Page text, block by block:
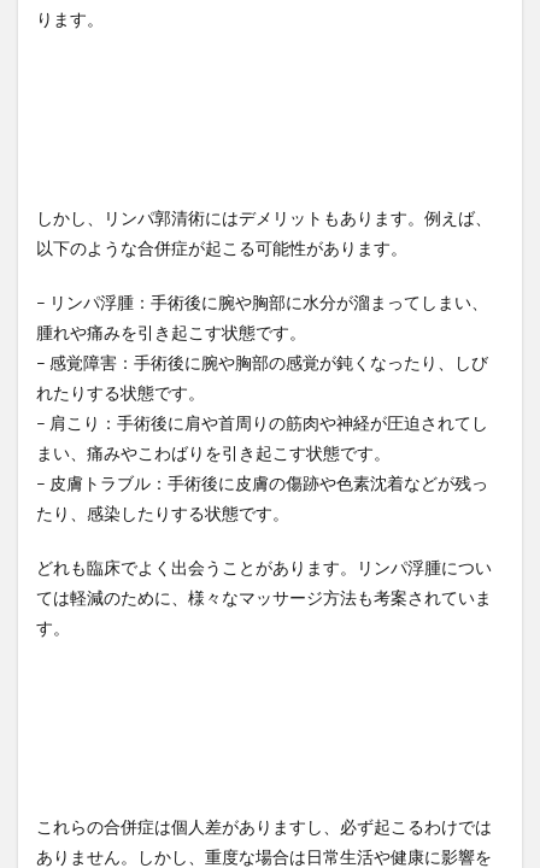
ります。
しかし、リンパ郭清術にはデメリットもあります。例えば、
以下のような合併症が起こる可能性があります。
– リンパ浮腫：手術後に腕や胸部に水分が溜まってしまい、
腫れや痛みを引き起こす状態です。
– 感覚障害：手術後に腕や胸部の感覚が鈍くなったり、しび
れたりする状態です。
– 肩こり：手術後に肩や首周りの筋肉や神経が圧迫されてし
まい、痛みやこわばりを引き起こす状態です。
– 皮膚トラブル：手術後に皮膚の傷跡や色素沈着などが残っ
たり、感染したりする状態です。
どれも臨床でよく出会うことがあります。リンパ浮腫につい
ては軽減のために、様々なマッサージ方法も考案されていま
す。
これらの合併症は個人差がありますし、必ず起こるわけでは
ありません。しかし、重度な場合は日常生活や健康に影響を